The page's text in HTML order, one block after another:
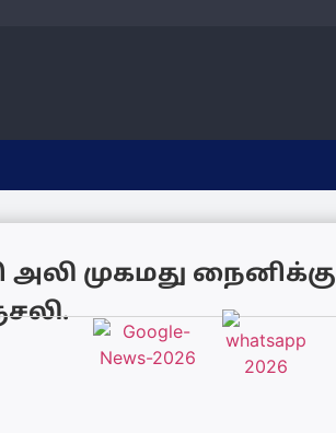
முகமது நைனிக்கு